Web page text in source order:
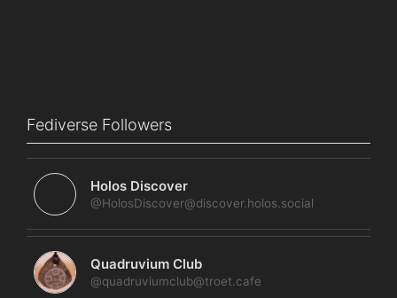
Fediverse Followers
Holos Discover
@HolosDiscover@discover.holos.social
Quadruvium Club
@quadruviumclub@troet.cafe